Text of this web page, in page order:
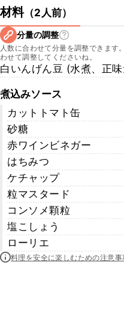
材料（2人前）
分量の調整
人数に合わせて分量を調整できます
わせて調整してくださいね。
白いんげん豆 (水煮、正
煮込みソース
カットトマト缶
砂糖
赤ワインビネガー
はちみつ
ケチャップ
粒マスタード
コンソメ顆粒
塩こしょう
ローリエ
料理を安全に楽しむための注意事